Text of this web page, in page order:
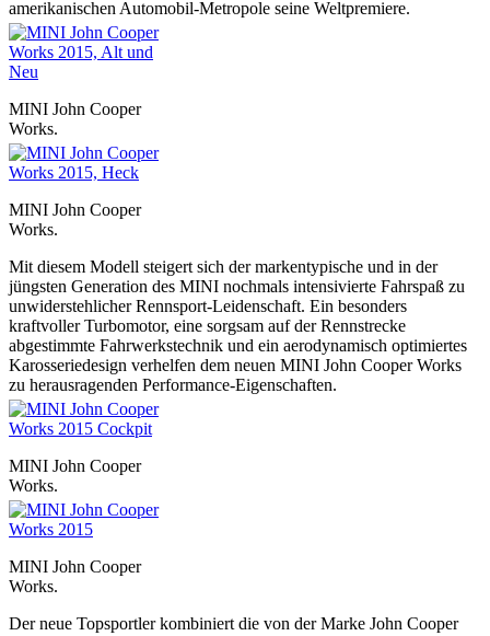
amerikanischen Automobil-Metropole seine Weltpremiere.
MINI John Cooper
Works.
MINI John Cooper
Works.
Mit diesem Modell steigert sich der markentypische und in der
jüngsten Generation des MINI nochmals intensivierte Fahrspaß zu
unwiderstehlicher Rennsport-Leidenschaft. Ein besonders
kraftvoller Turbomotor, eine sorgsam auf der Rennstrecke
abgestimmte Fahrwerkstechnik und ein aerodynamisch optimiertes
Karosseriedesign verhelfen dem neuen MINI John Cooper Works
zu herausragenden Performance-Eigenschaften.
MINI John Cooper
Works.
MINI John Cooper
Works.
Der neue Topsportler kombiniert die von der Marke John Cooper